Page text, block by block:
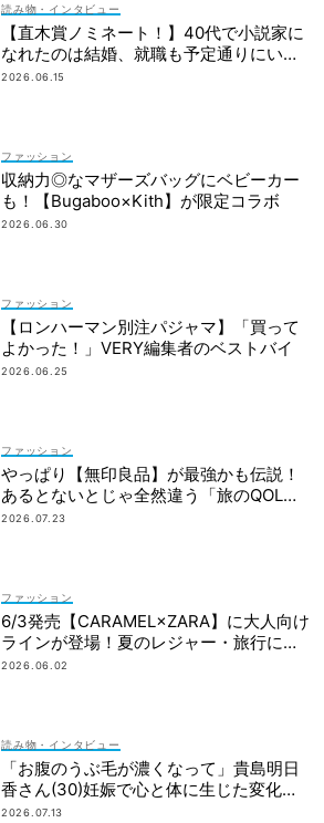
読み物・インタビュー
【直木賞ノミネート！】40代で小説家に
なれたのは結婚、就職も予定通りにいか
なかったから｜朝倉かすみさん
2026.06.15
ファッション
収納力◎なマザーズバッグにベビーカー
も！【Bugaboo×Kith】が限定コラボ
2026.06.30
ファッション
【ロンハーマン別注パジャマ】「買って
よかった！」VERY編集者のベストバイ
2026.06.25
ファッション
やっぱり【無印良品】が最強かも伝説！
あるとないとじゃ全然違う「旅のQOL爆
上げアイテム」
2026.07.23
ファッション
6/3発売【CARAMEL×ZARA】に大人向け
ラインが登場！夏のレジャー・旅行にも
おすすめ
2026.06.02
読み物・インタビュー
「お腹のうぶ毛が濃くなって」貴島明日
香さん(30)妊娠で心と体に生じた変化も
「愛しいです」
2026.07.13